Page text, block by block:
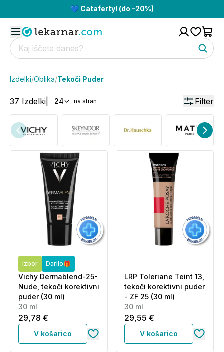
💙 Catafertyl (do -20%)
Izdelki/Oblika/Tekoči Puder
37 Izdelki 24 na stran Filter
Izbor Darilo🎁
Vichy Dermablend-25-
Nude, tekoči korektivni
puder (30 ml)
30 ml
29,78 €
V košarico
LRP Toleriane Teint 13,
tekoči korektivni puder
- ZF 25 (30 ml)
30 ml
29,55 €
V košarico